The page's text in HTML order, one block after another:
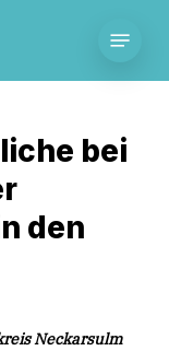
bei
den
Neckarsulm